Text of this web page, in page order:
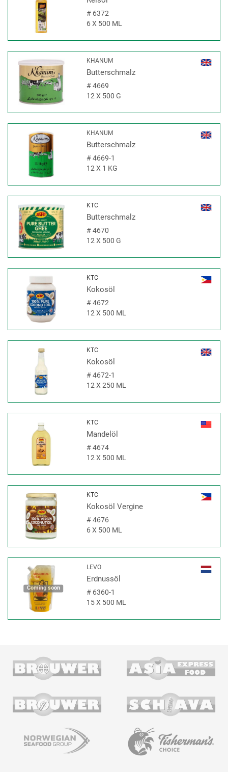
#6372
6 X 500 ML
KHANUM
Butterschmalz
#4669
12 X 500 G
KHANUM
Butterschmalz
#4669-1
12 X 1 KG
KTC
Butterschmalz
#4670
12 X 500 G
KTC
Kokosöl
#4672
12 X 500 ML
KTC
Kokosöl
#4672-1
12 X 250 ML
KTC
Mandelöl
#4674
12 X 500 ML
KTC
Kokosöl Vergine
#4676
6 X 500 ML
Coming soon
LEVO
Erdnussöl
#6360-1
15 X 500 ML